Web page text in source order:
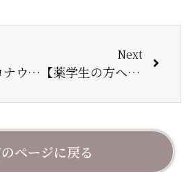
【 新型コロナウイルスワクチンの集団接種の協力について 】
Next
【薬学生の方へ】新卒採用試験のご案内
ページに戻る